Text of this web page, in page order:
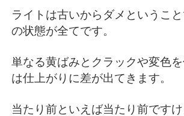
ライトは古いからダメというこ
の状態が全てです。
単なる黄ばみとクラックや変色
は仕上がりに差が出てきます。
当たり前といえば当たり前ですけ